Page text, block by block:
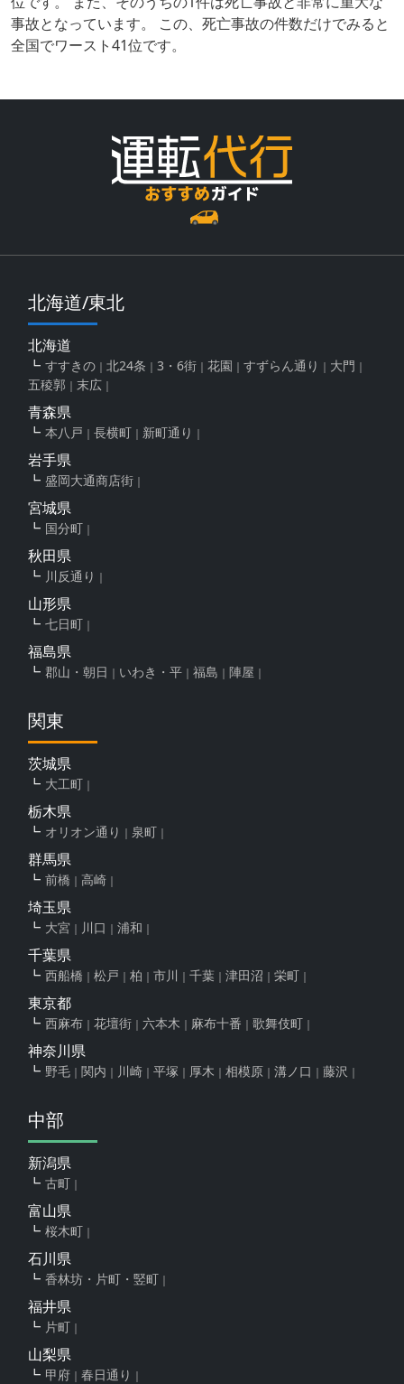
事故となっています。 この、死亡事故の件数だけでみると
全国でワースト41位です。
北海道/東北
北海道
すすきの 北24条 3・6街 花園 すずらん通り
大門
五稜郭
末広
青森県
本八戸 長横町 新町通り
岩手県
盛岡大通商店街
宮城県
国分町
秋田県
川反通り
山形県
七日町
福島県
郡山・朝日 いわき・平 福島 陣屋
関東
茨城県
大工町
栃木県
オリオン通り 泉町
群馬県
前橋 高崎
埼玉県
大宮 川口 浦和
千葉県
西船橋 松戸 柏 市川 千葉 津田沼 栄町
東京都
西麻布 花壇街 六本木 麻布十番 歌舞伎町
神奈川県
野毛 関内 川崎 平塚 厚木 相模原 溝ノ口 藤沢
中部
新潟県
古町
富山県
桜木町
石川県
香林坊・片町・竪町
福井県
片町
山梨県
甲府 春日通り